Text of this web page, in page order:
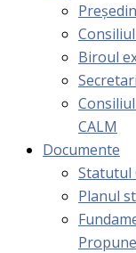
Biroul
CALM
Documente
Statutul
Planul